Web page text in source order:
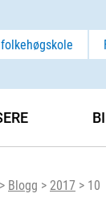
> Blogg > 2017 > 10